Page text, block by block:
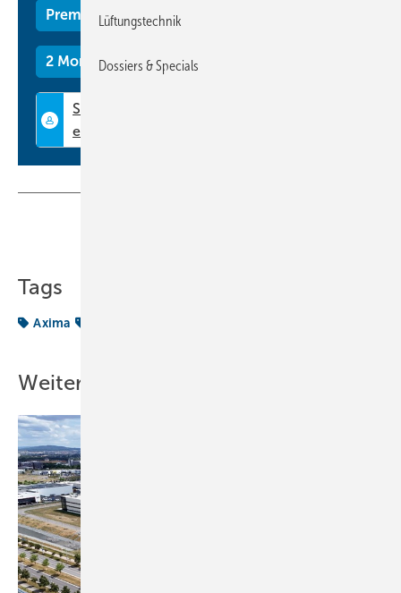
Premium Mitgliedschaft
2 Monate kostenlos testen
Tags
Axima
Weitere Inhalte
Lüftungstechnik
Dossiers & Specials